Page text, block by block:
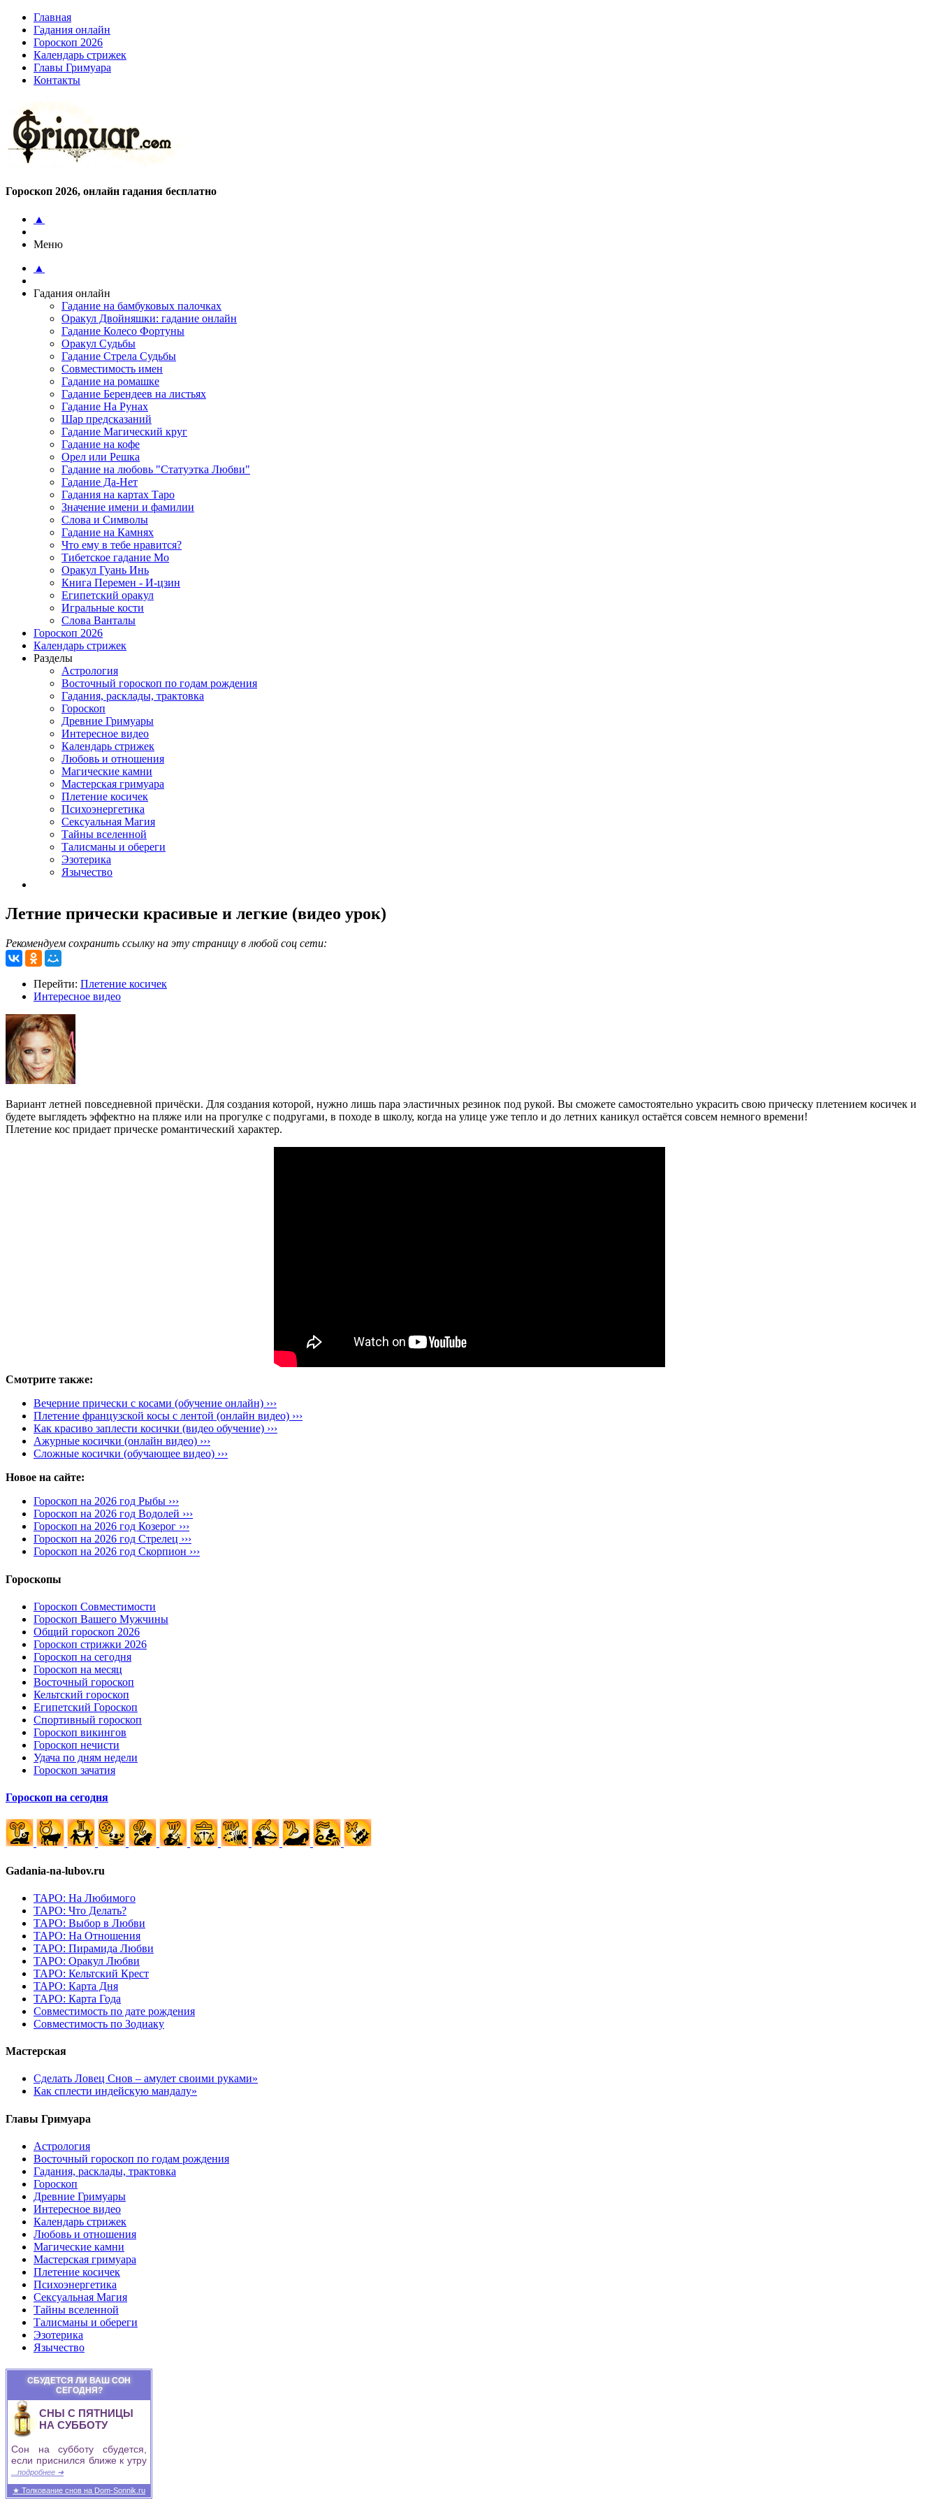
Главная
Гадания онлайн
Гороскоп 2026
Календарь стрижек
Главы Гримуара
Контакты
Гороскоп 2026, онлайн гадания бесплатно
▲
Меню
▲
Гадания онлайн
Гадание на бамбуковых палочках
Оракул Двойняшки: гадание онлайн
Гадание Колесо Фортуны
Оракул Судьбы
Гадание Стрела Судьбы
Совместимость имен
Гадание на ромашке
Гадание Берендеев на листьях
Гадание На Рунах
Шар предсказаний
Гадание Магический круг
Гадание на кофе
Орел или Решка
Гадание на любовь "Статуэтка Любви"
Гадание Да-Нет
Гадания на картах Таро
Значение имени и фамилии
Слова и Символы
Гадание на Камнях
Что ему в тебе нравится?
Тибетское гадание Мо
Оракул Гуань Инь
Книга Перемен - И-цзин
Египетский оракул
Игральные кости
Слова Ванталы
Гороскоп 2026
Календарь стрижек
Разделы
Астрология
Восточный гороскоп по годам рождения
Гадания, расклады, трактовка
Гороскоп
Древние Гримуары
Интересное видео
Календарь стрижек
Любовь и отношения
Магические камни
Мастерская гримуара
Плетение косичек
Психоэнергетика
Сексуальная Магия
Тайны вселенной
Талисманы и обереги
Эзотерика
Язычество
Летние прически красивые и легкие (видео урок)
Рекомендуем сохранить ссылку на эту страницу в любой соц сети:
Перейти: Плетение косичек
Интересное видео
Вариант летней повседневной причёски. Для создания которой, нужно лишь пара эластичных резинок под рукой. Вы сможете самостоятельно украсить свою прическу плетением косичек и
будете выглядеть эффектно на пляже или на прогулке с подругами, в походе в школу, когда на улице уже тепло и до летних каникул остаётся совсем немного времени!
Плетение кос придает прическе романтический характер.
Смотрите также:
Вечерние прически с косами (обучение онлайн) ›››
Плетение французской косы с лентой (онлайн видео) ›››
Как красиво заплести косички (видео обучение) ›››
Ажурные косички (онлайн видео) ›››
Сложные косички (обучающее видео) ›››
Новое на сайте:
Гороскоп на 2026 год Рыбы ›››
Гороскоп на 2026 год Водолей ›››
Гороскоп на 2026 год Козерог ›››
Гороскоп на 2026 год Стрелец ›››
Гороскоп на 2026 год Скорпион ›››
Гороскопы
Гороскоп Совместимости
Гороскоп Вашего Мужчины
Общий гороскоп 2026
Гороскоп стрижки 2026
Гороскоп на сегодня
Гороскоп на месяц
Восточный гороскоп
Кельтский гороскоп
Египетский Гороскоп
Спортивный гороскоп
Гороскоп викингов
Гороскоп нечисти
Удача по дням недели
Гороскоп зачатия
Гороскоп на сегодня
Gadania-na-lubov.ru
ТАРО: На Любимого
ТАРО: Что Делать?
ТАРО: Выбор в Любви
ТАРО: На Отношения
ТАРО: Пирамида Любви
ТАРО: Оракул Любви
ТАРО: Кельтский Крест
ТАРО: Карта Дня
ТАРО: Карта Года
Cовместимость по дате рождения
Cовместимость по Зодиаку
Мастерская
Сделать Ловец Снов – амулет своими руками»
Как сплести индейскую мандалу»
Главы Гримуара
Астрология
Восточный гороскоп по годам рождения
Гадания, расклады, трактовка
Гороскоп
Древние Гримуары
Интересное видео
Календарь стрижек
Любовь и отношения
Магические камни
Мастерская гримуара
Плетение косичек
Психоэнергетика
Сексуальная Магия
Тайны вселенной
Талисманы и обереги
Эзотерика
Язычество
СБУДЕТСЯ ЛИ ВАШ СОН
СЕГОДНЯ?
СНЫ С ПЯТНИЦЫ
НА СУББОТУ
Сон на субботу сбудется,
если приснился ближе к утру
...подробнее ➜
★ Толкование снов на Dom-Sonnik.ru